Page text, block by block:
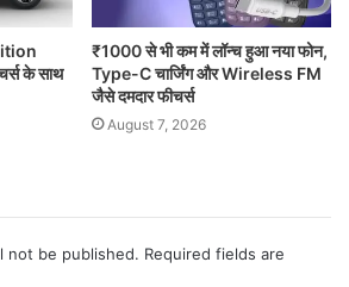
के साथ
₹1000 से भी कम में लॉन्च हुआ नया फोन,
Type-C चार्जिंग और Wireless FM
जैसे दमदार फीचर्स
August 7, 2026
not be published. Required fields are